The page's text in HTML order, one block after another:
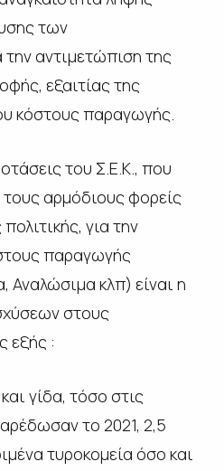
των
αντιµετώπιση της
εξαιτίας της
κόστους παραγωγής.
του Σ.Ε.Κ., που
τους αρµόδιους φορείς
για την
παραγωγής
Αναλώσιµα κλπ) είναι η
στους
εξής :
γίδα, τόσο στις
το 2021, 2,5
τυροκοµεία όσο και